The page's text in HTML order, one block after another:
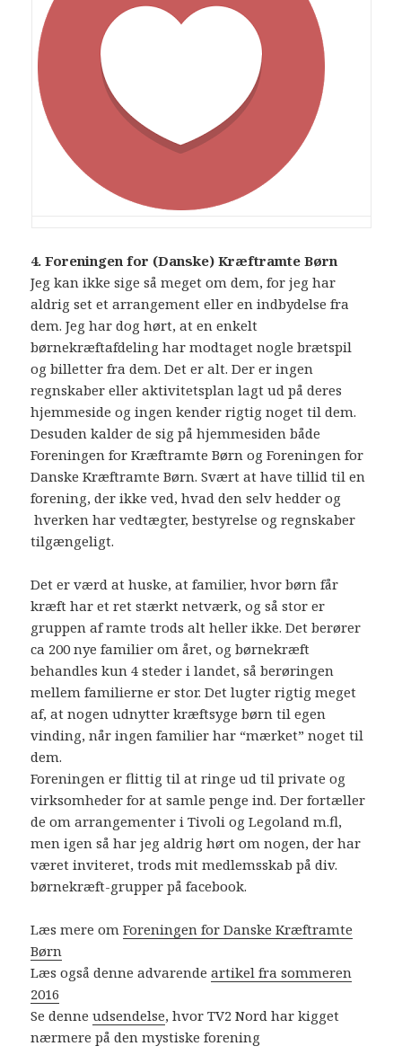
4. Foreningen for (Danske) Kræftramte Børn
Jeg kan ikke sige så meget om dem, for jeg har
aldrig set et arrangement eller en indbydelse fra
dem. Jeg har dog hørt, at en enkelt
børnekræftafdeling har modtaget nogle brætspil
og billetter fra dem. Det er alt. Der er ingen
regnskaber eller aktivitetsplan lagt ud på deres
hjemmeside og ingen kender rigtig noget til dem.
Desuden kalder de sig på hjemmesiden både
Foreningen for Kræftramte Børn og Foreningen for
Danske Kræftramte Børn. Svært at have tillid til en
forening, der ikke ved, hvad den selv hedder og
hverken har vedtægter, bestyrelse og regnskaber
tilgængeligt.
Det er værd at huske, at familier, hvor børn får
kræft har et ret stærkt netværk, og så stor er
gruppen af ramte trods alt heller ikke. Det berører
ca 200 nye familier om året, og børnekræft
behandles kun 4 steder i landet, så berøringen
mellem familierne er stor. Det lugter rigtig meget
af, at nogen udnytter kræftsyge børn til egen
vinding, når ingen familier har “mærket” noget til
dem.
Foreningen er flittig til at ringe ud til private og
virksomheder for at samle penge ind. Der fortæller
de om arrangementer i Tivoli og Legoland m.fl,
men igen så har jeg aldrig hørt om nogen, der har
været inviteret, trods mit medlemsskab på div.
børnekræft-grupper på facebook.
Læs mere omForeningen for Danske Kræftramte
Børn
Læs også denne advarendeartikel fra sommeren
2016
Se denneudsendelse, hvor TV2 Nord har kigget
nærmere på den mystiske forening